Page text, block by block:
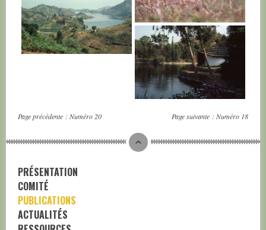
RWANDA
Page précédente : Numéro 20 Page suivante : Numéro 18
PRÉSENTATION
COMITÉ
PUBLICATIONS
ACTUALITÉS